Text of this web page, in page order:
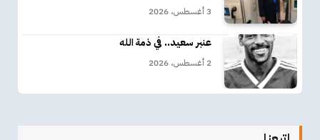
3 أغسطس، 2026
عنبر سعيد.. في ذمة الله
2 أغسطس، 2026